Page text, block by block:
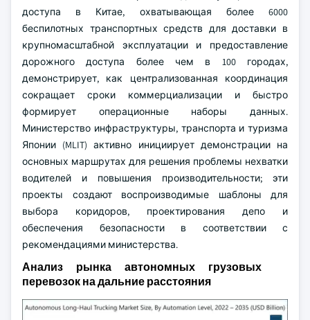
доступа в Китае, охватывающая более 6000
беспилотных транспортных средств для доставки в
крупномасштабной эксплуатации и предоставление
дорожного доступа более чем в 100 городах,
демонстрирует, как централизованная координация
сокращает сроки коммерциализации и быстро
формирует операционные наборы данных.
Министерство инфраструктуры, транспорта и туризма
Японии (MLIT) активно инициирует демонстрации на
основных маршрутах для решения проблемы нехватки
водителей и повышения производительности; эти
проекты создают воспроизводимые шаблоны для
выбора коридоров, проектирования депо и
обеспечения безопасности в соответствии с
рекомендациями министерства.
Анализ рынка автономных грузовых
перевозок на дальние расстояния